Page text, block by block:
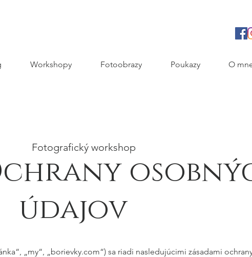
Workshopy Fotoobrazy Poukazy O
Fotografický workshop
údajov
„my“, „borievky.com“) sa riadi nasledujúcimi zásadami